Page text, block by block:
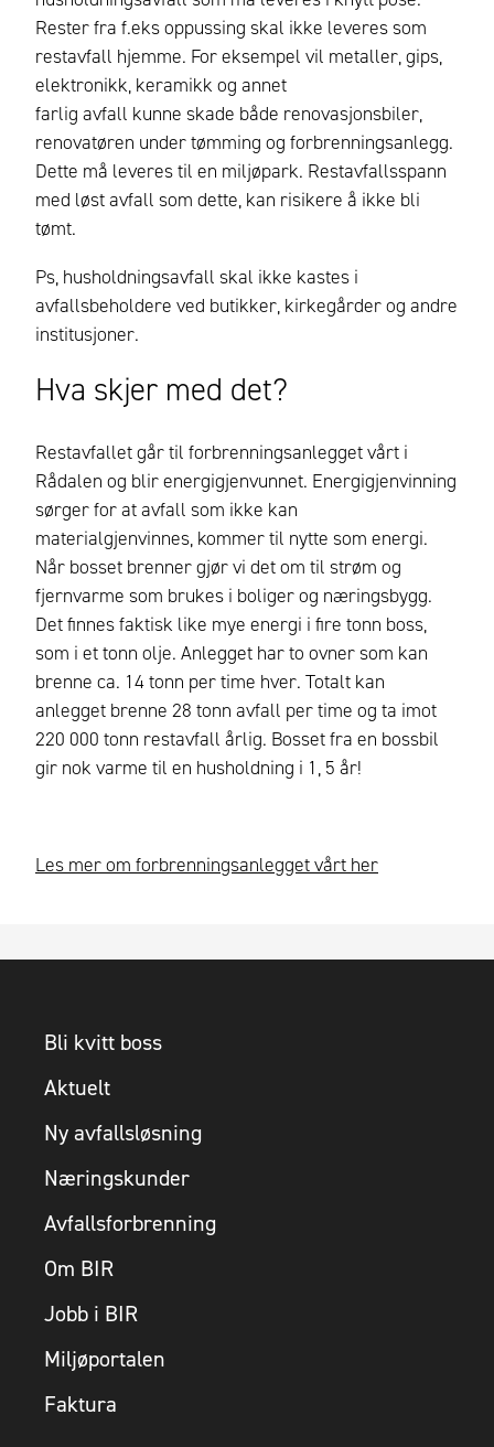
Rester fra f.eks oppussing skal ikke leveres som
restavfall hjemme. For eksempel vil metaller, gips,
elektronikk, keramikk og annet
farlig avfall kunne skade både renovasjonsbiler,
renovatøren under tømming og forbrenningsanlegg.
Dette må leveres til en miljøpark. Restavfallsspann
med løst avfall som dette, kan risikere å ikke bli
tømt.
Ps, husholdningsavfall skal ikke kastes i
avfallsbeholdere ved butikker, kirkegårder og andre
institusjoner.
Hva skjer med det?
Restavfallet går til forbrenningsanlegget vårt i
Rådalen og blir energigjenvunnet. Energigjenvinning
sørger for at avfall som ikke kan
materialgjenvinnes, kommer til nytte som energi.
Når bosset brenner gjør vi det om til strøm og
fjernvarme som brukes i boliger og næringsbygg.
Det finnes faktisk like mye energi i fire tonn boss,
som i et tonn olje. Anlegget har to ovner som kan
brenne ca. 14 tonn per time hver. Totalt kan
anlegget brenne 28 tonn avfall per time og ta imot
220 000 tonn restavfall årlig. Bosset fra en bossbil
gir nok varme til en husholdning i 1, 5 år!
Les mer om forbrenningsanlegget vårt her
Bli kvitt boss
Aktuelt
Ny avfallsløsning
Næringskunder
Avfallsforbrenning
Om BIR
Jobb i BIR
Miljøportalen
Faktura